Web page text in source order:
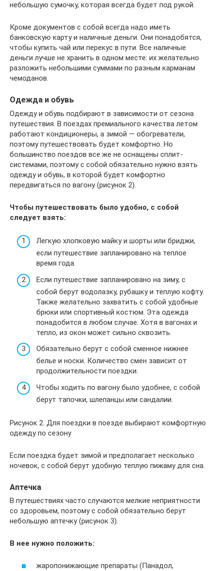
небольшую сумочку, которая всегда будет под рукой.
Кроме документов с собой всегда надо иметь
банковскую карту и наличные деньги. Они понадобятся,
чтобы купить чай или перекус в пути. Все наличные
деньги лучше не хранить в одном месте: их желательно
разложить небольшими суммами по разным карманам
чемоданов.
Одежда и обувь
Одежду и обувь подбирают в зависимости от сезона
путешествия. В поездах премиального качества летом
работают кондиционеры, а зимой — обогреватели,
поэтому путешествовать будет комфортно. Но
большинство поездов все же не оснащены сплит-
системами, поэтому с собой обязательно нужно взять
одежду и обувь, в которой будет комфортно
передвигаться по вагону (рисунок 2).
Чтобы путешествовать было удобно, с собой
следует взять:
Легкую хлопковую майку и шорты или бриджи,
если путешествие запланировано на теплое
время года.
Если путешествие запланировано на зиму, с
собой берут водолазку, рубашку и теплую кофту.
Также желательно захватить с собой удобные
брюки или спортивный костюм. Эта одежда
понадобится в любом случае. Хотя в вагонах и
тепло, из окон может сильно сквозить.
Обязательно берут с собой сменное нижнее
белье и носки. Количество смен зависит от
продолжительности поездки.
Чтобы ходить по вагону было удобнее, с собой
берут тапочки, шлепанцы или сандалии.
Рисунок 2. Для поездки в поезде выбирают комфортную
одежду по сезону
Если поездка будет зимой и предполагает несколько
ночевок, с собой берут удобную теплую пижаму для сна.
Аптечка
В путешествиях часто случаются мелкие неприятности
со здоровьем, поэтому с собой обязательно берут
небольшую аптечку (рисунок 3).
В нее нужно положить:
жаропонижающие препараты (Панадол,